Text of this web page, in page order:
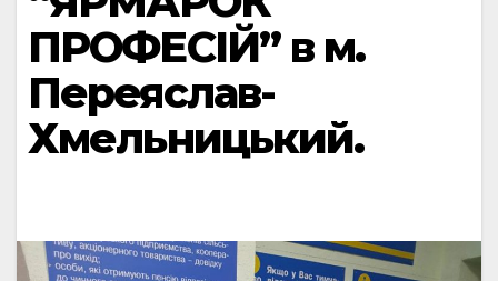
ПРОФЕСІЙ” в м.
Переяслав-
Хмельницький.